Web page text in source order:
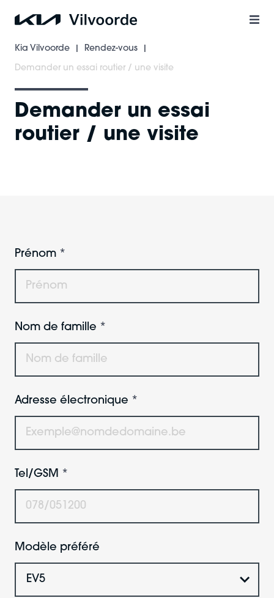
contenu
principal
Kia Vilvoorde Rendez-vous
Demander un essai routier / une visite
Demander un essai
routier / une visite
Prénom
Nom de famille
Adresse électronique
Tel/GSM
Modèle préféré